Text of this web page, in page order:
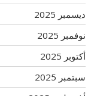
ديسمبر 2025
نوفمبر 2025
أكتوبر 2025
سبتمبر 2025